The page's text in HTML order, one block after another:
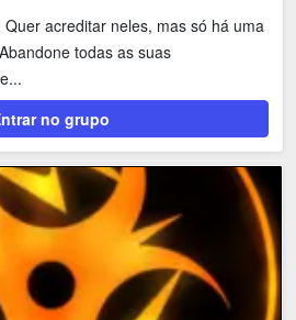
acreditar neles, mas só há uma
todas as suas
no grupo